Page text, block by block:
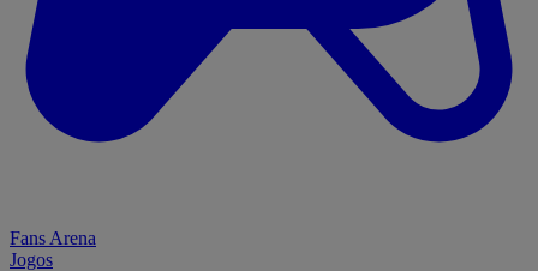
Fans Arena
Jogos